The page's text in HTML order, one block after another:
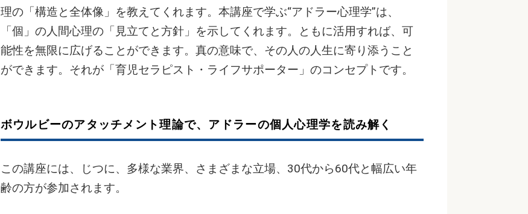
理の「構造と全体像」を教えてくれます。本講座で学ぶ“アドラー心理学”は、
「個」の人間心理の「見立てと方針」を示してくれます。ともに活用すれば、可
能性を無限に広げることができます。真の意味で、その人の人生に寄り添うこと
ができます。それが「育児セラピスト・ライフサポーター」のコンセプトです。
ボウルビーのアタッチメント理論で、アドラーの個人心理学を読み解く
この講座には、じつに、多様な業界、さまざまな立場、30代から60代と幅広い年
齢の方が参加されます。